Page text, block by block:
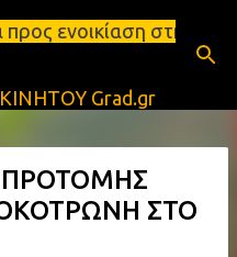
περιεχόμενο
Σπάρτη
Grad.gr
ΣΤΟ